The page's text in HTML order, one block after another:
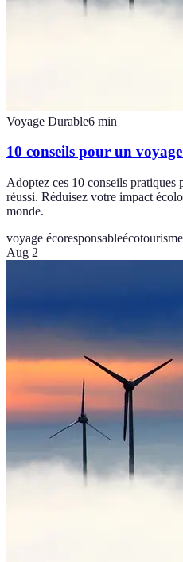
Voyage Durable6 min
10 conseils pour un
Adoptez ces 10 conseils pratiques
réussi. Réduisez votre impact
monde.
voyage écoresponsableécotourisme
Aug 2